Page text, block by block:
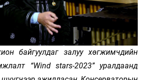
байгуулдаг залуу хөгжимчдийн
“Wind stars-2023” уралдаанд